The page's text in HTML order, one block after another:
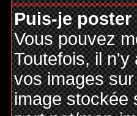
Puis-je poster
Vous pouvez
Toutefois, il
vos images
image stockée